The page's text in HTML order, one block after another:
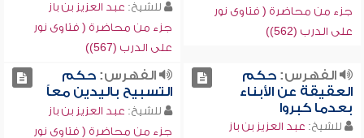
جزء من محاضرة ( فتاوى نور
على الدرب (562))
للشيخ: عبد العزيز بن باز
جزء من محاضرة ( فتاوى نور
على الدرب (567))
الفهرس:حكم
العقيقة عن الأبناء
بعدما كبروا
للشيخ: عبد العزيز بن باز
الفهرس:حكم
التسبيح باليدين معاً
للشيخ: عبد العزيز بن باز
جزء من محاضرة ( فتاوى نور